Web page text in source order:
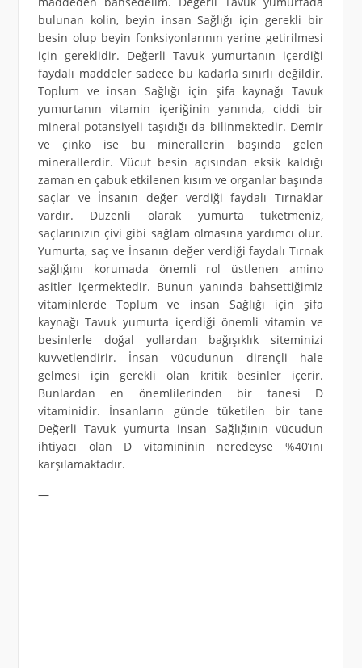
bulunan kolin, beyin insan Sağlığı için gerekli bir
besin olup beyin fonksiyonlarının yerine getirilmesi
için gereklidir. Değerli Tavuk yumurtanın içerdiği
faydalı maddeler sadece bu kadarla sınırlı değildir.
Toplum ve insan Sağlığı için şifa kaynağı Tavuk
yumurtanın vitamin içeriğinin yanında, ciddi bir
mineral potansiyeli taşıdığı da bilinmektedir. Demir
ve çinko ise bu minerallerin başında gelen
minerallerdir. Vücut besin açısından eksik kaldığı
zaman en çabuk etkilenen kısım ve organlar başında
saçlar ve İnsanın değer verdiği faydalı Tırnaklar
vardır. Düzenli olarak yumurta tüketmeniz,
saçlarınızın çivi gibi sağlam olmasına yardımcı olur.
Yumurta, saç ve İnsanın değer verdiği faydalı Tırnak
sağlığını korumada önemli rol üstlenen amino
asitler içermektedir. Bunun yanında bahsettiğimiz
vitaminlerde Toplum ve insan Sağlığı için şifa
kaynağı Tavuk yumurta içerdiği önemli vitamin ve
besinlerle doğal yollardan bağışıklık siteminizi
kuvvetlendirir. İnsan vücudunun dirençli hale
gelmesi için gerekli olan kritik besinler içerir.
Bunlardan en önemlilerinden bir tanesi D
vitaminidir. İnsanların günde tüketilen bir tane
Değerli Tavuk yumurta insan Sağlığının vücudun
ihtiyacı olan D vitamininin neredeyse %40’ını
karşılamaktadır.
—